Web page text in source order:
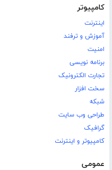
کامپیوتر
اینترنت
آموزش و ترفند
امنیت
برنامه نویسی
تجارت الکترونیک
سخت افزار
شبکه
طراحی وب سایت
گرافیک
کامپیوتر و اینترنت
عمومی